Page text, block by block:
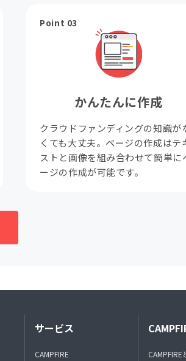
Point 03
かんたんに作成
クラウドファンディングの知識が
くても大丈夫。ページの作成はテ
ストと画像を組み合わせて簡単に
ージの作成が可能です。
サービス
CAMPFIRE
CAMPFIRE